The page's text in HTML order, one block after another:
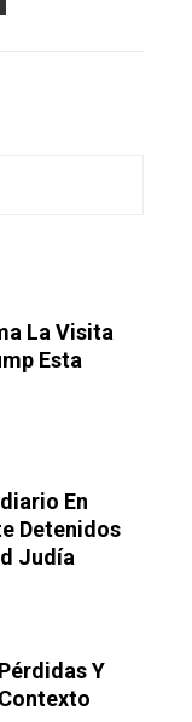
La Visita
Esta
En
Detenidos
Judía
Y